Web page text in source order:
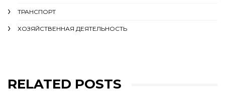
ТРАНСПОРТ
ХОЗЯЙСТВЕННАЯ ДЕЯТЕЛЬНОСТЬ
RELATED POSTS